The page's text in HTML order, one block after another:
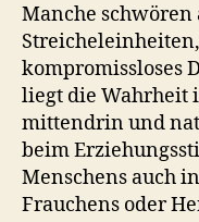
Manche
kompromissloses
liegt die Wahrheit
mittendrin und
beim
Menschens auch
Frauchens oder